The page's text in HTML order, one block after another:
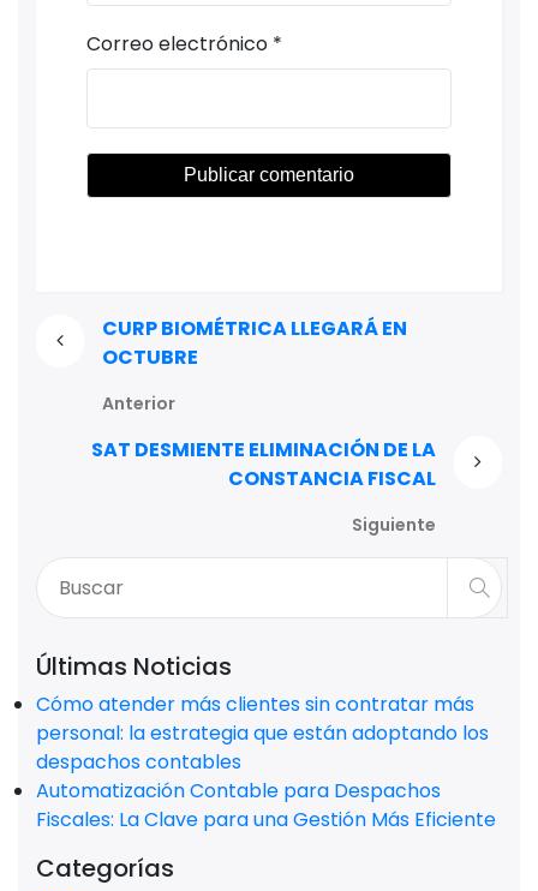
Correo electrónico *
CURP BIOMÉTRICA LLEGARÁ EN
OCTUBRE
Anterior
SAT DESMIENTE ELIMINACIÓN DE LA
CONSTANCIA FISCAL
Siguiente
Últimas Noticias
Cómo atender más clientes sin contratar más
personal: la estrategia que están adoptando los
despachos contables
Automatización Contable para Despachos
Fiscales: La Clave para una Gestión Más Eficiente
Categorías